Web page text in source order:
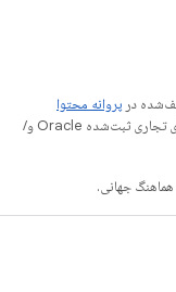
در پروانه محتوا
هستند. جاوا و OpenJDK علامت‌های تجاری یا علامت‌های تجاری ثبت‌شده Oracle و/